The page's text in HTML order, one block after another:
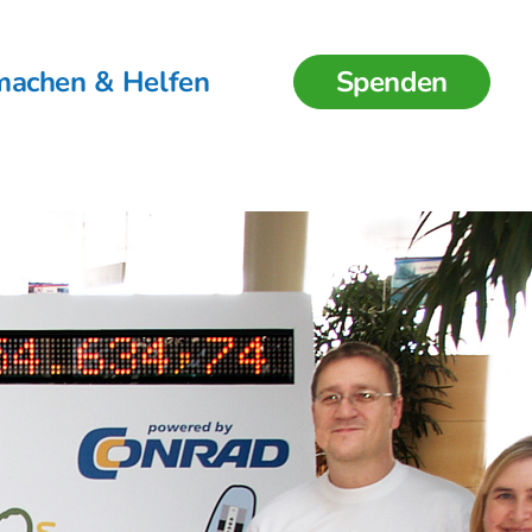
& Helfen Spenden